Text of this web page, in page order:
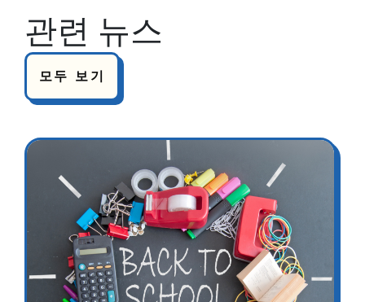
관련 뉴스
모두 보기